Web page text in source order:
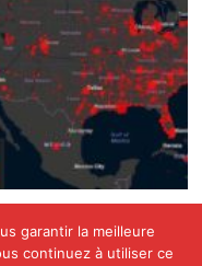
garantir la meilleure
continuez à utiliser ce